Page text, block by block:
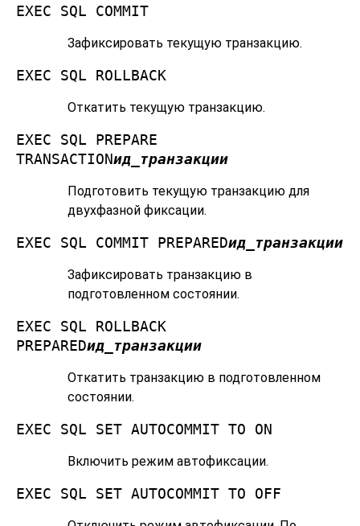
EXEC SQL COMMIT
Зафиксировать текущую транзакцию.
EXEC SQL ROLLBACK
Откатить текущую транзакцию.
EXEC SQL PREPARE
TRANSACTIONид_транзакции
Подготовить текущую транзакцию для
двухфазной фиксации.
EXEC SQL COMMIT PREPAREDид_транзакции
Зафиксировать транзакцию в
подготовленном состоянии.
EXEC SQL ROLLBACK
PREPAREDид_транзакции
Откатить транзакцию в подготовленном
состоянии.
EXEC SQL SET AUTOCOMMIT TO ON
Включить режим автофиксации.
EXEC SQL SET AUTOCOMMIT TO OFF